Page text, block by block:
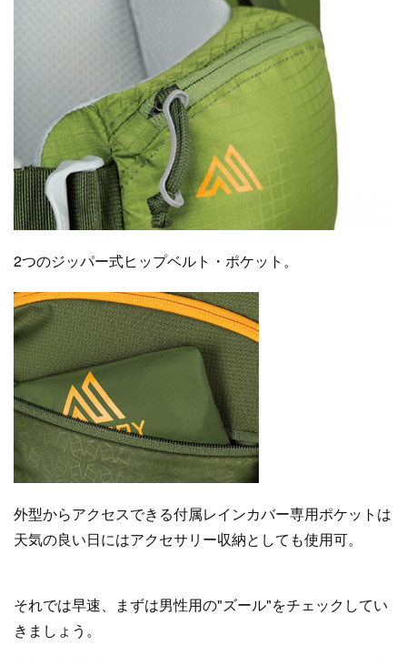
2つのジッパー式ヒップベルト・ポケット。
外型からアクセスできる付属レインカバー専用ポケットは
天気の良い日にはアクセサリー収納としても使用可。
それでは早速、まずは男性用の"ズール"をチェックしてい
きましょう。